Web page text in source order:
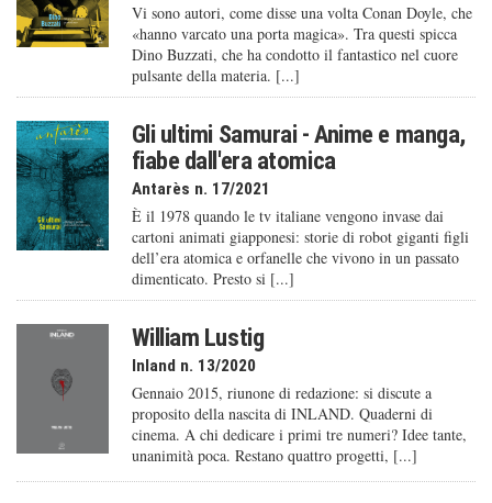
Vi sono autori, come disse una volta Conan Doyle, che
«hanno varcato una porta magica». Tra questi spicca
Dino Buzzati, che ha condotto il fantastico nel cuore
pulsante della materia. [...]
Gli ultimi Samurai - Anime e manga,
fiabe dall'era atomica
Antarès n. 17/2021
È il 1978 quando le tv italiane vengono invase dai
cartoni animati giapponesi: storie di robot giganti figli
dell’era atomica e orfanelle che vivono in un passato
dimenticato. Presto si [...]
William Lustig
Inland n. 13/2020
Gennaio 2015, riunone di redazione: si discute a
proposito della nascita di INLAND. Quaderni di
cinema. A chi dedicare i primi tre numeri? Idee tante,
unanimità poca. Restano quattro progetti, [...]